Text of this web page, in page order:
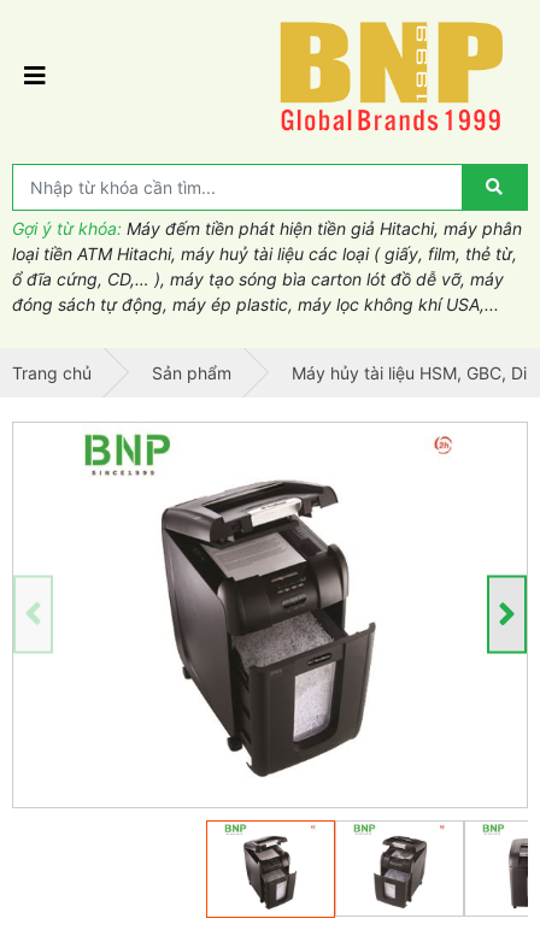
Gợi ý từ khóa: Máy đếm tiền phát hiện tiền giả Hitachi, máy phân
loại tiền ATM Hitachi, máy huỷ tài liệu các loại ( giấy, film, thẻ từ,
ổ đĩa cứng, CD,… ), máy tạo sóng bìa carton lót đồ dễ vỡ, máy
đóng sách tự động, máy ép plastic, máy lọc không khí USA,...
Trang chủ Sản phẩm Máy hủy tài liệu HSM, GBC,